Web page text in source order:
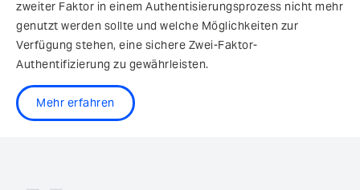
zweiter Faktor in einem Authentisierungsprozess nicht mehr
genutzt werden sollte und welche Möglichkeiten zur
Verfügung stehen, eine sichere Zwei-Faktor-
Authentifizierung zu gewährleisten.
Mehr erfahren